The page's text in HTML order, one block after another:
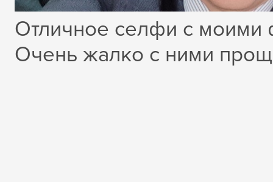
Отличное селфи с моими
Очень жалко с ними